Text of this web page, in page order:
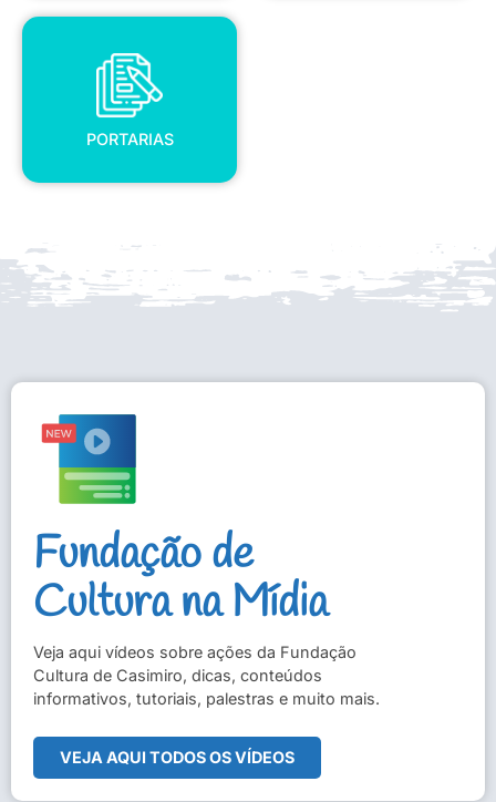
PORTARIAS
PORTARIAS
Fundação de
Cultura na Mídia
Veja aqui vídeos sobre ações da Fundação
Cultura de Casimiro, dicas, conteúdos
informativos, tutoriais, palestras e muito mais.
VEJA AQUI TODOS OS VÍDEOS